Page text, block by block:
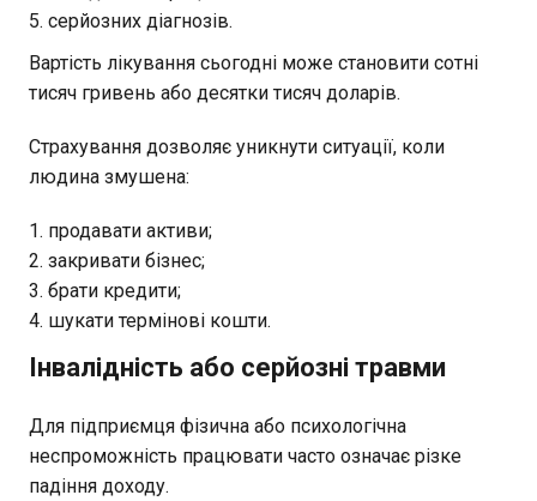
серйозних діагнозів.
Вартість лікування сьогодні може становити сотні
тисяч гривень або десятки тисяч доларів.
Страхування дозволяє уникнути ситуації, коли
людина змушена:
продавати активи;
закривати бізнес;
брати кредити;
шукати термінові кошти.
Інвалідність або серйозні травми
Для підприємця фізична або психологічна
неспроможність працювати часто означає різке
падіння доходу.